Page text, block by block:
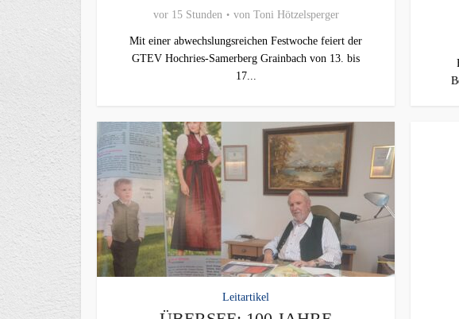
vor 15 Stunden von Toni Hötzelsperger
Mit einer abwechslungsreichen Festwoche feiert der
GTEV Hochries-Samerberg Grainbach von 13. bis
17...
Leitartikel